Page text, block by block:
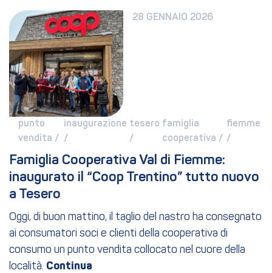
28 GENNAIO 2026
punto
vendita /
inaugurazione
/
tesero
/
famiglia
cooperativa /
fiemme
/
Famiglia Cooperativa Val di Fiemme:
inaugurato il “Coop Trentino” tutto nuovo
a Tesero
Oggi, di buon mattino, il taglio del nastro ha consegnato
ai consumatori soci e clienti della cooperativa di
consumo un punto vendita collocato nel cuore della
località.